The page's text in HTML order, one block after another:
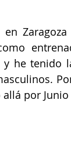
y he
por Junio